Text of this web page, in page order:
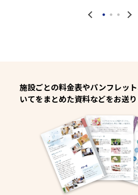
施設ごとの料金表やパンフレッ
いてをまとめた資料などをお送り